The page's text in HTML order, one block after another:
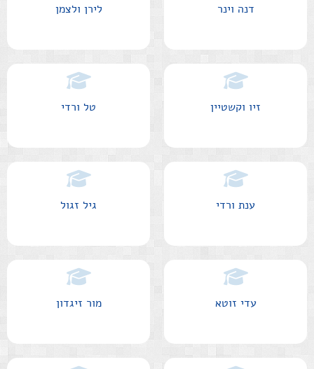
דנה וינר לירן ולצמן
זיו וקשטיין טל ורדי
ענת ורדי גיל זגול
עדי זוטא מור זיגדון